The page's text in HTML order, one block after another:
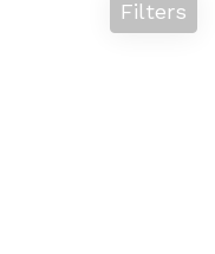
Filters